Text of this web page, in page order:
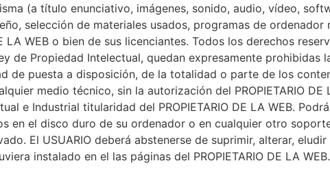
(a título enunciativo, imágenes, sonido, audio, vídeo,
selección de materiales usados, programas de
LA WEB o bien de sus licenciantes. Todos los derechos
de Propiedad Intelectual, quedan expresamente prohibidas
de puesta a disposición, de la totalidad o parte de los
medio técnico, sin la autorización del PROPIETARIO DE
e Industrial titularidad del PROPIETARIO DE LA WEB.
en el disco duro de su ordenador o en cualquier otro
El USUARIO deberá abstenerse de suprimir, alterar,
instalado en el las páginas del PROPIETARIO DE LA WEB.